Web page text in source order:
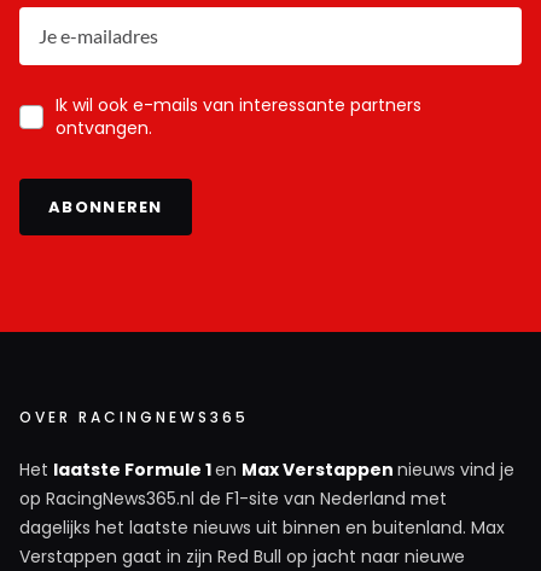
Ik wil ook e-mails van interessante partners
ontvangen.
ABONNEREN
OVER RACINGNEWS365
Het laatste Formule 1en Max Verstappen nieuws vind je
op RacingNews365.nl de F1-site van Nederland met
dagelijks het laatste nieuws uit binnen en buitenland. Max
Verstappen gaat in zijn Red Bull op jacht naar nieuwe